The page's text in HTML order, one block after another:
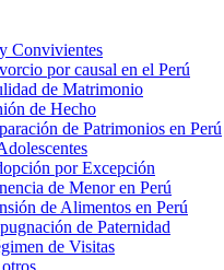
Convivientes
por causal en el Perú
de Matrimonio
de Hecho
de Patrimonios en Perú
por Excepción
de Menor en Perú
de Alimentos en Perú
de Paternidad
de Visitas